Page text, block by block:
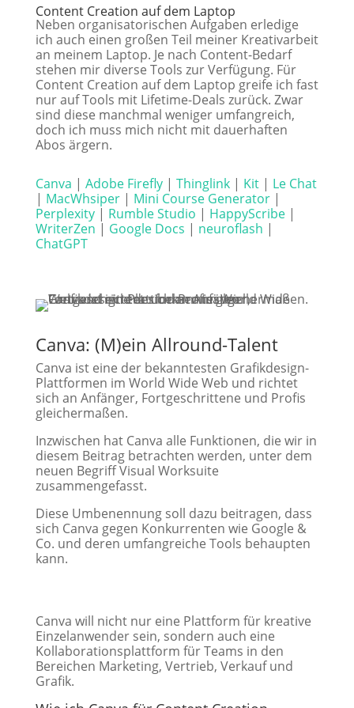
Content Creation auf dem Laptop
Neben organisatorischen Aufgaben erledige
ich auch einen großen Teil meiner Kreativarbeit
an meinem Laptop. Je nach Content-Bedarf
stehen mir diverse Tools zur Verfügung. Für
Content Creation auf dem Laptop greife ich fast
nur auf Tools mit Lifetime-Deals zurück. Zwar
sind diese manchmal weniger umfangreich,
doch ich muss mich nicht mit dauerhaften
Abos ärgern.
Canva | Adobe Firefly| Thinglink| Kit| Le Chat
| MacWhsiper| Mini Course Generator|
Perplexity| Rumble Studio | HappyScribe|
WriterZen | Google Docs | neuroflash |
ChatGPT
Canva: (M)ein Allround-Talent
Canva ist eine der bekanntesten Grafikdesign-
Plattformen im World Wide Web und richtet
sich an Anfänger, Fortgeschrittene und Profis
gleichermaßen.
Inzwischen hat Canva alle Funktionen, die wir in
diesem Beitrag betrachten werden, unter dem
neuen Begriff Visual Worksuite
zusammengefasst.
Diese Umbenennung soll dazu beitragen, dass
sich Canva gegen Konkurrenten wie Google &
Co. und deren umfangreiche Tools behaupten
kann.
Canva will nicht nur eine Plattform für kreative
Einzelanwender sein, sondern auch eine
Kollaborationsplattform für Teams in den
Bereichen Marketing, Vertrieb, Verkauf und
Grafik.